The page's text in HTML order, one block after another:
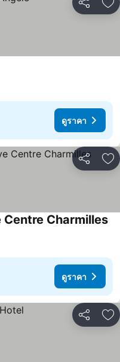
แชร์ เ
ดูราคา
แชร์ เ
Centre Charmilles
ดูราคา
แชร์ เ